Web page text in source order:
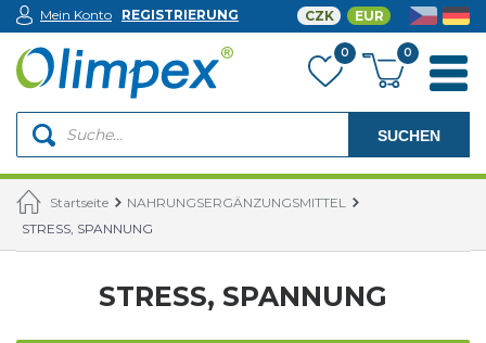
SUCHEN
Mein Konto REGISTRIERUNG
0
CZK EUR
0
Startseite
NAHRUNGSERGÄNZUNGSMITTEL
STRESS, SPANNUNG
STRESS, SPANNUNG